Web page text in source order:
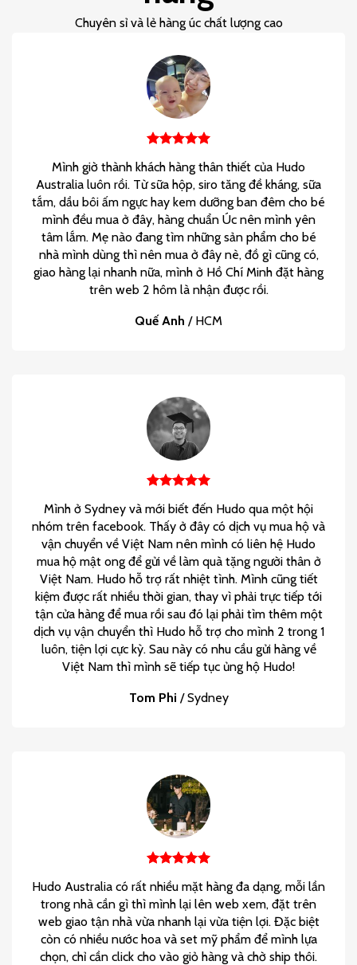
Chuyên sỉ và lẻ hàng úc chất lượng cao
Mình giờ thành khách hàng thân thiết của Hudo
Australia luôn rồi. Từ sữa hộp, siro tăng đề kháng, sữa
tắm, dầu bôi ấm ngực hay kem dưỡng ban đêm cho bé
mình đều mua ở đây, hàng chuẩn Úc nên mình yên
tâm lắm. Mẹ nào đang tìm những sản phẩm cho bé
nhà mình dùng thì nên mua ở đây nè, đồ gì cũng có,
giao hàng lại nhanh nữa, mình ở Hồ Chí Minh đặt hàng
trên web 2 hôm là nhận được rồi.
Quế Anh / HCM
Mình ở Sydney và mới biết đến Hudo qua một hội
nhóm trên facebook. Thấy ở đây có dịch vụ mua hộ và
vận chuyển về Việt Nam nên mình có liên hệ Hudo
mua hộ mật ong để gửi về làm quà tặng người thân ở
Việt Nam. Hudo hỗ trợ rất nhiệt tình. Mình cũng tiết
kiệm được rất nhiều thời gian, thay vì phải trực tiếp tới
tận cửa hàng để mua rồi sau đó lại phải tìm thêm một
dịch vụ vận chuyển thì Hudo hỗ trợ cho mình 2 trong 1
luôn, tiện lợi cực kỳ. Sau này có nhu cầu gửi hàng về
Việt Nam thì mình sẽ tiếp tục ủng hộ Hudo!
Tom Phi /Sydney
Hudo Australia có rất nhiều mặt hàng đa dạng, mỗi lần
trong nhà cần gì thì mình lại lên web xem, đặt trên
web giao tận nhà vừa nhanh lại vừa tiện lợi. Đặc biệt
còn có nhiều nước hoa và set mỹ phẩm để mình lựa
chọn, chỉ cần click cho vào giỏ hàng và chờ ship thôi.